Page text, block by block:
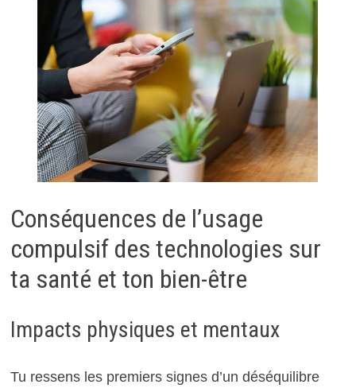
Conséquences de l’usage
compulsif des technologies sur
ta santé et ton bien-être
Impacts physiques et mentaux
Tu ressens les premiers signes d’un déséquilibre